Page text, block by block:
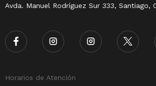
Avda. Manuel Rodríguez Sur 333, Santiago,
Horarios de Atención